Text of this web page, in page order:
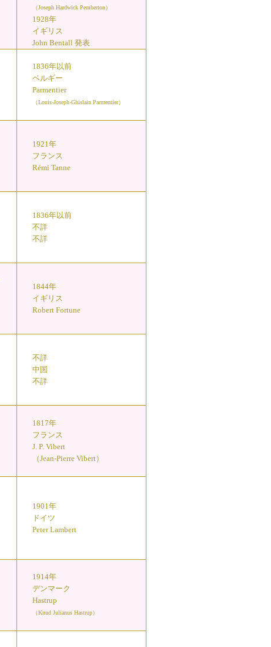
（Joseph Hardwick Pemberton）
1928年
イギリス
John Bentall 発表
1836年以前
ベルギー
Parmentier
（Louis-Joseph-Ghislain Parmentier）
1921年
フランス
Rémi Tanne
1836年以前
不詳
不詳
1844年
イギリス
Robert Fortune
不詳
中国
不詳
1817年
フランス
J. P. Vibert
（Jean-Pierre Vibert）
1901年
ドイツ
Peter Lambert
1914年
デンマーク
Hastrup
（Knud Julianus Hastrup）